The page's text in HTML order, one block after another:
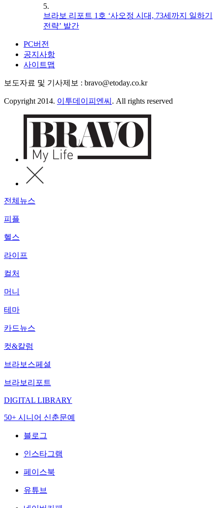
5.
브라보 리포트 1호 ‘사오정 시대, 73세까지 일하기
전략’ 발간
PC버전
공지사항
사이트맵
보도자료 및 기사제보 : bravo@etoday.co.kr
Copyright 2014. 이투데이피엔씨 . All rights reserved
전체뉴스
피플
헬스
라이프
컬처
머니
테마
카드뉴스
컷&칼럼
브라보스페셜
브라보리포트
DIGITAL LIBRARY
50+ 시니어 신춘문예
블로그
인스타그램
페이스북
유튜브